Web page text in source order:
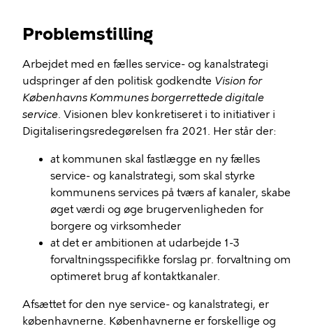
Problemstilling
Arbejdet med en fælles service- og kanalstrategi
udspringer af den politisk godkendte Vision for
Københavns Kommunes borgerrettede digitale
service. Visionen blev konkretiseret i to initiativer i
Digitaliseringsredegørelsen fra 2021. Her står der:
at kommunen skal fastlægge en ny fælles
service- og kanalstrategi, som skal styrke
kommunens services på tværs af kanaler, skabe
øget værdi og øge brugervenligheden for
borgere og virksomheder
at det er ambitionen at udarbejde 1-3
forvaltningsspecifikke forslag pr. forvaltning om
optimeret brug af kontaktkanaler.
Afsættet for den nye service- og kanalstrategi, er
københavnerne. Københavnerne er forskellige og